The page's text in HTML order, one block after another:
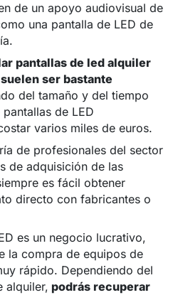
de un apoyo audiovisual de
una pantalla de LED de
pantallas de led alquiler
ser bastante
del tamaño y del tiempo
de LED
varios miles de euros.
de profesionales del sector
de adquisición de las
es fácil obtener
directo con fabricantes o
es un negocio lucrativo,
la compra de equipos de
rápido. Dependiendo del
alquiler, podrás recuperar